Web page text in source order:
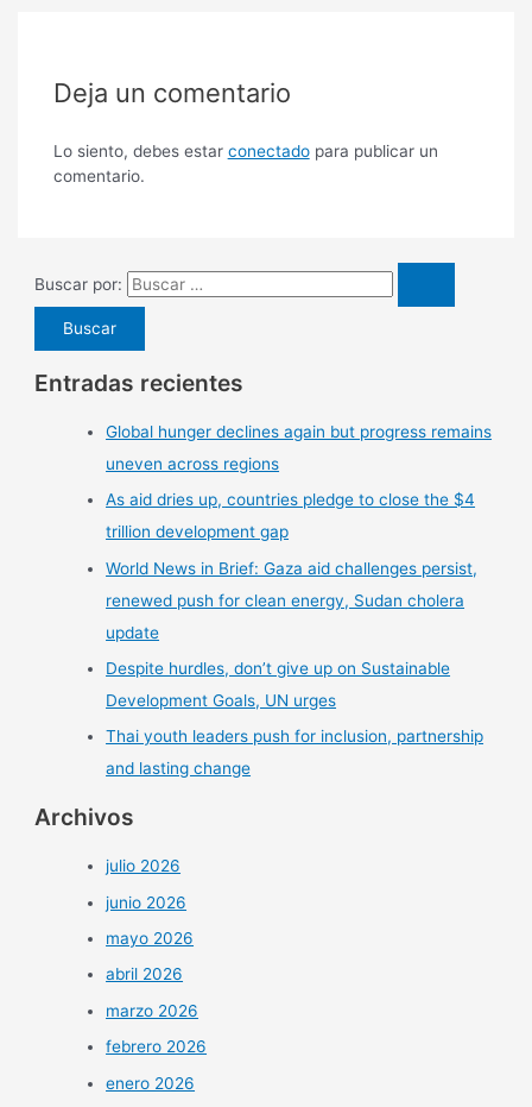
Deja un comentario
Lo siento, debes estar conectadopara publicar un
comentario.
Buscar por:
Entradas recientes
Global hunger declines again but progress remains
uneven across regions
As aid dries up, countries pledge to close the $4
trillion development gap
World News in Brief: Gaza aid challenges persist,
renewed push for clean energy, Sudan cholera
update
Despite hurdles, don’t give up on Sustainable
Development Goals, UN urges
Thai youth leaders push for inclusion, partnership
and lasting change
Archivos
julio 2026
junio 2026
mayo 2026
abril 2026
marzo 2026
febrero 2026
enero 2026